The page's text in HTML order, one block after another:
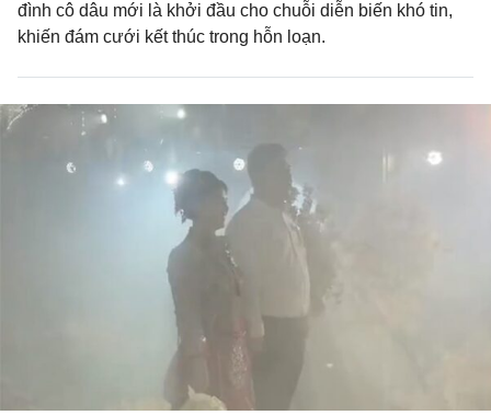
đình cô dâu mới là khởi đầu cho chuỗi diễn biến khó tin,
khiến đám cưới kết thúc trong hỗn loạn.